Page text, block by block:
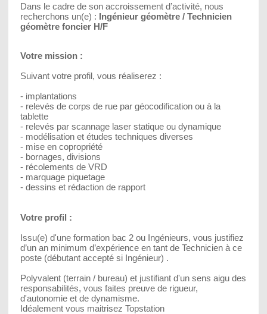
Dans le cadre de son accroissement d’activité, nous
recherchons un(e) : Ingénieur géomètre / Technicien
géomètre foncier H/F
Votre mission :
Suivant votre profil, vous réaliserez :
- implantations
- relevés de corps de rue par géocodification ou à la
tablette
- relevés par scannage laser statique ou dynamique
- modélisation et études techniques diverses
- mise en copropriété
- bornages, divisions
- récolements de VRD
- marquage piquetage
- dessins et rédaction de rapport
Votre profil :
Issu(e) d'une formation bac 2 ou Ingénieurs, vous justifiez
d’un an minimum d’expérience en tant de Technicien à ce
poste (débutant accepté si Ingénieur) .
Polyvalent (terrain / bureau) et justifiant d'un sens aigu des
responsabilités, vous faites preuve de rigueur,
d'autonomie et de dynamisme.
Idéalement vous maitrisez Topstation